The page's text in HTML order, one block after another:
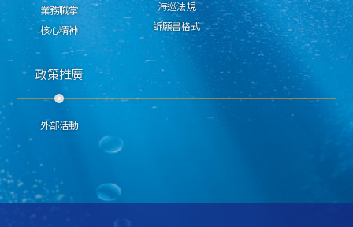
業務職掌
核心精神
海巡法規
訴願書格式
政策推廣
外部活動